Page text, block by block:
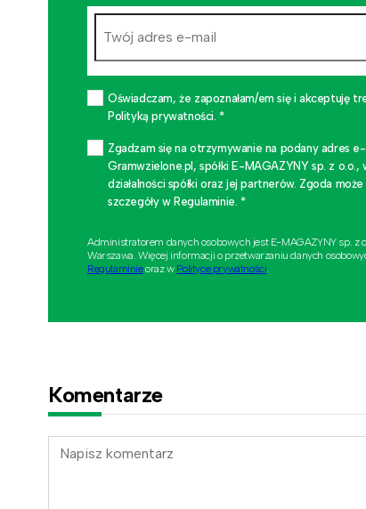
Oświadczam, że zapoznałam/em się i akceptuję
Polityką prywatności. *
Zgadzam się na otrzymywanie na podany adres
Gramwzielone.pl, spółki E-MAGAZYNY sp. z
działalności spółki oraz jej partnerów. Zgoda
szczegóły w Regulaminie. *
Administratorem danych osobowych jest E-MAGAZYNY sp.
Warszawa. Więcej informacji o przetwarzaniu danych
Regulaminieoraz w Polityce prywatności
Komentarze